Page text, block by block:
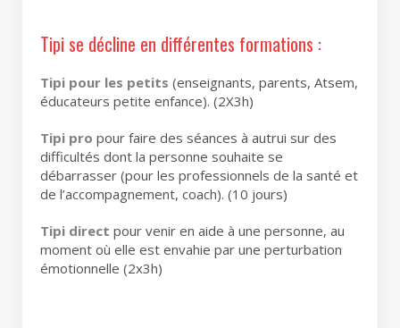
Tipi se décline en différentes formations :
Tipi pour les petits (enseignants, parents, Atsem,
éducateurs petite enfance). (2X3h)
Tipi pro pour faire des séances à autrui sur des
difficultés dont la personne souhaite se
débarrasser (pour les professionnels de la santé et
de l’accompagnement, coach). (10 jours)
Tipi direct pour venir en aide à une personne, au
moment où elle est envahie par une perturbation
émotionnelle (2x3h)